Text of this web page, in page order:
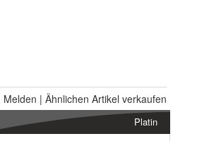
Melden | Ähnlichen Artikel verkaufen
Platin